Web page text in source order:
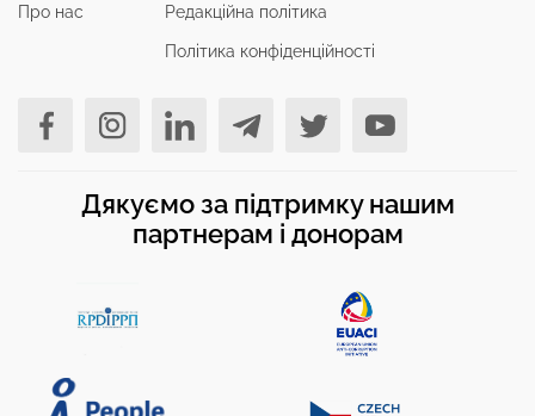
Про нас Редакційна політика
Політика конфіденційності
Дякуємо за підтримку нашим
партнерам і донорам